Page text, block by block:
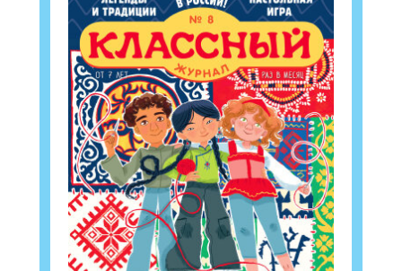
Подпишись на рассылку
Получи электронный "Классный журнал" в
подарок!
Укажите имя
Укажите Ваш Email
ПОДПИСАТЬСЯ